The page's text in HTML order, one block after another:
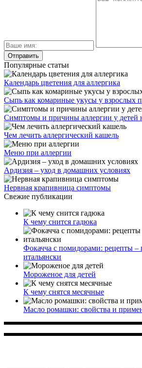
Популярные статьи
Календарь цветения для аллергика
Сыпь как комариные укусы у взрослых
Симптомы и причины аллергии у детей
Чем лечить аллергический кашель
Меню при аллергии
Ардизия – уход в домашних условиях
Нервная крапивница симптомы
Свежие публикации
К чему снится гадюка
Фокачча с помидорами: рецепты –
итальянски
Мороженое для детей
К чему снятся месячные
Масло ромашки: свойства и